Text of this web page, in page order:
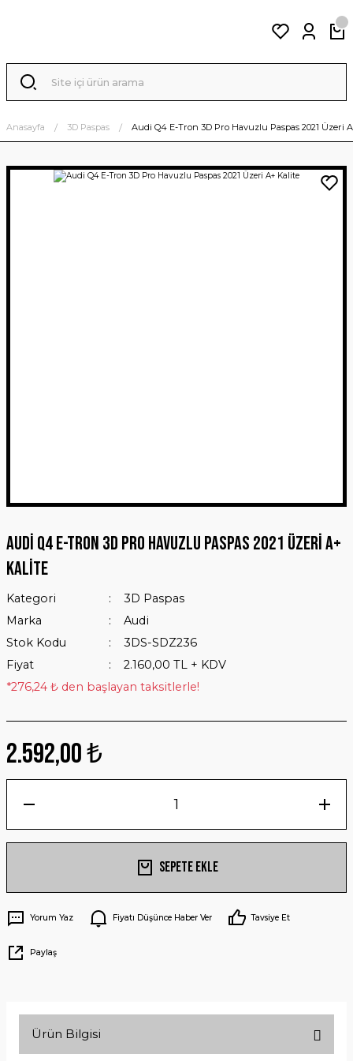
Anasayfa 3D Paspas Audi Q4 E-Tron 3D Pro Havuzlu Paspas 2021 Üzeri
Audi Q4 E-Tron 3D Pro Havuzlu Paspas 2021 Üzeri A+
Kalite
Kategori
3D Paspas
Marka
Audi
Stok Kodu
3DS-SDZ236
Fiyat
2.160,00 TL + KDV
*276,24 ₺ den başlayan taksitlerle!
2.592,00 ₺
Sepete Ekle
Yorum Yaz Fiyatı Düşünce Haber Ver Tavsiye Et
Paylaş
Ürün Bilgisi